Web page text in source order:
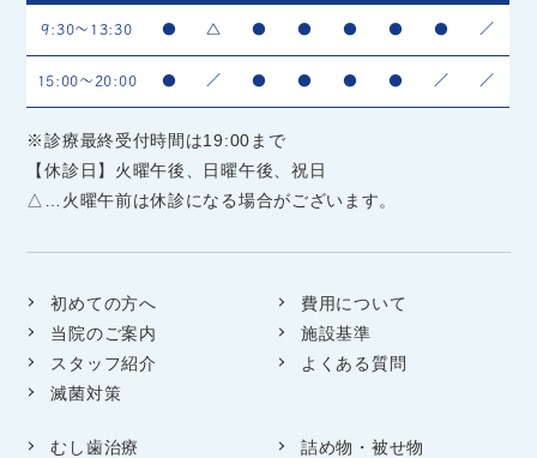
9:30～13:30 ● △ ● ● ● ● ● ／
15:00～20:00 ● ／ ● ● ● ● ／ ／
※診療最終受付時間は19:00まで
【休診日】火曜午後、日曜午後、祝日
△…火曜午前は休診になる場合がございます。
初めての方へ
当院のご案内
スタッフ紹介
滅菌対策
費用について
施設基準
よくある質問
むし歯治療
詰め物・被せ物